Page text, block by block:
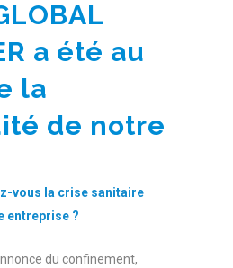
a été au
la
de notre
vous la crise sanitaire
entreprise ?
du confinement,